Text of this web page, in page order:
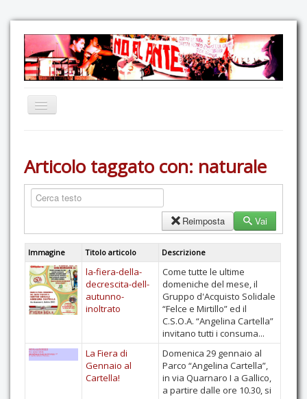
Comunicazione
Eventi
GAS Felce & Mirtillo
No Ponte!
Ricostruiamo il Cartella!
Mediateca
Autoproduzioni
Articolo taggato con: naturale
Vai
Reimposta
Immagine Titolo articolo Descrizione
la-fiera-della-
decrescita-dell-
autunno-
inoltrato
Come tutte le ultime
domeniche del mese, il
Gruppo d'Acquisto Solidale
“Felce e Mirtillo” ed il
C.S.O.A. “Angelina Cartella”
invitano tutti i consuma...
La Fiera di
Gennaio al
Cartella!
Domenica 29 gennaio al
Parco “Angelina Cartella”,
in via Quarnaro I a Gallico,
a partire dalle ore 10.30, si